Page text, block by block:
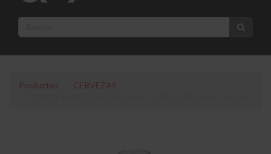
Productos
CERVEZAS